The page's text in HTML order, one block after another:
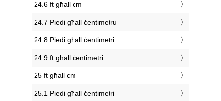
24.6 ft għall cm
24.7 Piedi għall ċentimetru
24.8 Piedi għall ċentimetri
24.9 ft għall ċentimetri
25 ft għall cm
25.1 Piedi għall ċentimetri